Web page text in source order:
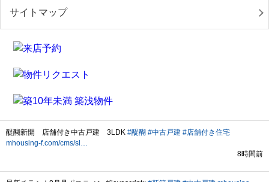
サイトマップ